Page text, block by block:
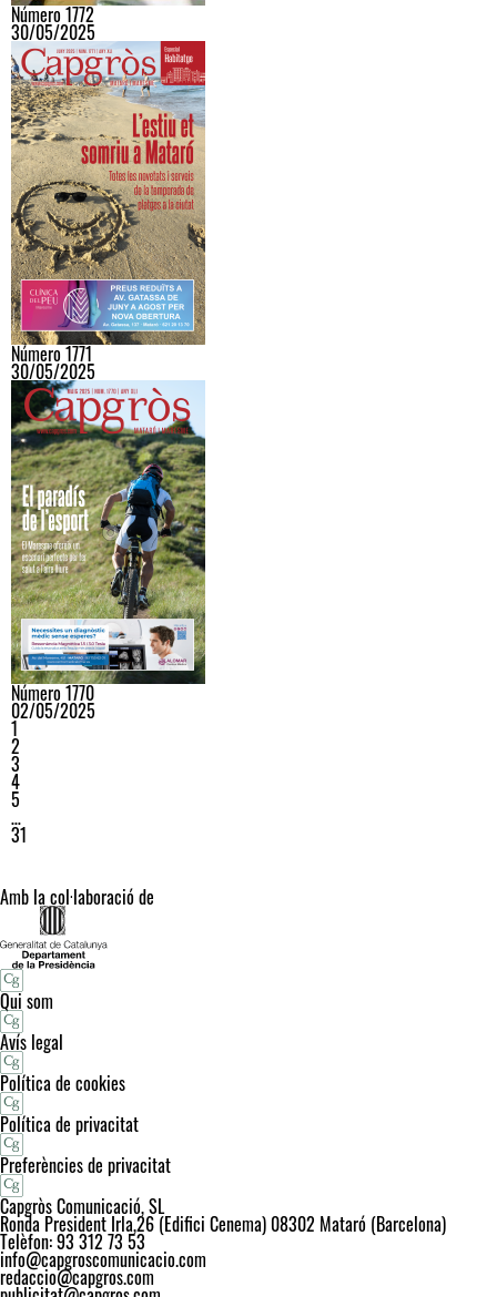
Número 1772
30/05/2025
Número 1771
30/05/2025
Número 1770
02/05/2025
1
2
3
4
5
…
31
Amb la col·laboració de
Qui som
Avís legal
Política de cookies
Política de privacitat
Preferències de privacitat
Capgròs Comunicació, SL
Ronda President Irla,26 (Edifici Cenema) 08302 Mataró (Barcelona)
Telèfon: 93 312 73 53
info@capgroscomunicacio.com
redaccio@capgros.com